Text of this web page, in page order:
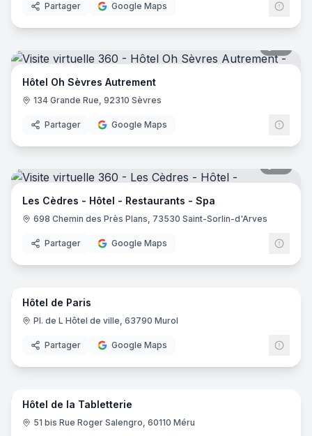
Partager Google Maps
Hôtel Oh Sèvres Autrement
134 Grande Rue, 92310 Sèvres
Partager Google Maps
Les Cèdres - Hôtel - Restaurants - Spa
698 Chemin des Près Plans, 73530 Saint-Sorlin-d'Arves
Partager Google Maps
10
Hôtel de Paris
Pl. de L Hôtel de ville, 63790 Murol
Partager Google Maps
16
Hôtel de la Tabletterie
51 bis Rue Roger Salengro, 60110 Méru